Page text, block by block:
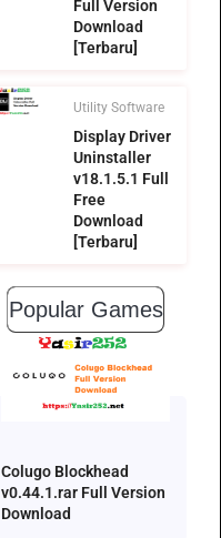
Full Version
Download
[Terbaru]
Utility Software
Display Driver
Uninstaller
v18.1.5.1 Full
Free
Download
[Terbaru]
Popular Games
Colugo Blockhead
v0.44.1.rar Full Version
Download